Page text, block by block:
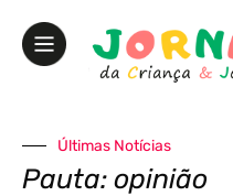
Últimas Notícias
Pauta: opinião